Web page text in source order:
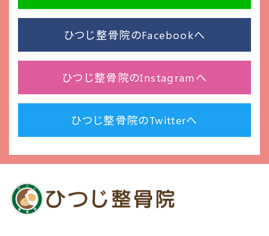
ひつじ整骨院のFacebookへ
ひつじ整骨院のInstagramへ
ひつじ整骨院のTwitterへ